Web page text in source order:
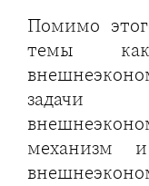
Помимо
темы
механизм и